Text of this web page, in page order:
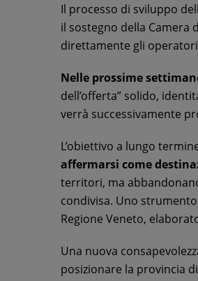
Il processo di sviluppo
il sostegno della Camera
direttamente gli
Nelle prossime
dell’offerta” solido,
verrà successivamente
L’obiettivo a lungo
affermarsi come
territori, ma
condivisa. Uno
Regione Veneto,
Una nuova
posizionare la provincia